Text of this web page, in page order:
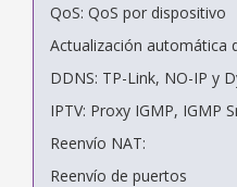
QoS: QoS por dispositivo
Actualización automática
DDNS: TP-Link, NO-IP y
IPTV: Proxy IGMP, IGMP
Reenvío NAT:
Reenvío de puertos